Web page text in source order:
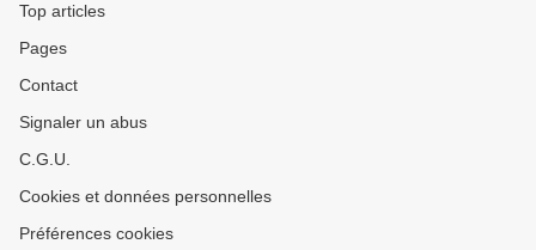
Top articles
Pages
Contact
Signaler un abus
C.G.U.
Cookies et données personnelles
Préférences cookies